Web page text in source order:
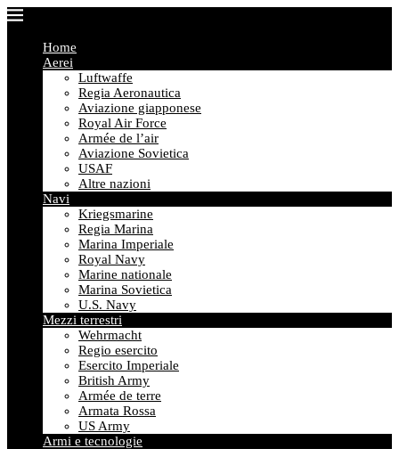
Home
Aerei
Luftwaffe
Regia Aeronautica
Aviazione giapponese
Royal Air Force
Armée de l’air
Aviazione Sovietica
USAF
Altre nazioni
Navi
Kriegsmarine
Regia Marina
Marina Imperiale
Royal Navy
Marine nationale
Marina Sovietica
U.S. Navy
Mezzi terrestri
Wehrmacht
Regio esercito
Esercito Imperiale
British Army
Armée de terre
Armata Rossa
US Army
Armi e tecnologie